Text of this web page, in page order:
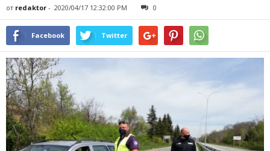
от redaktor - 2020/04/17 12:32:00 PM 0
Facebook Twitter